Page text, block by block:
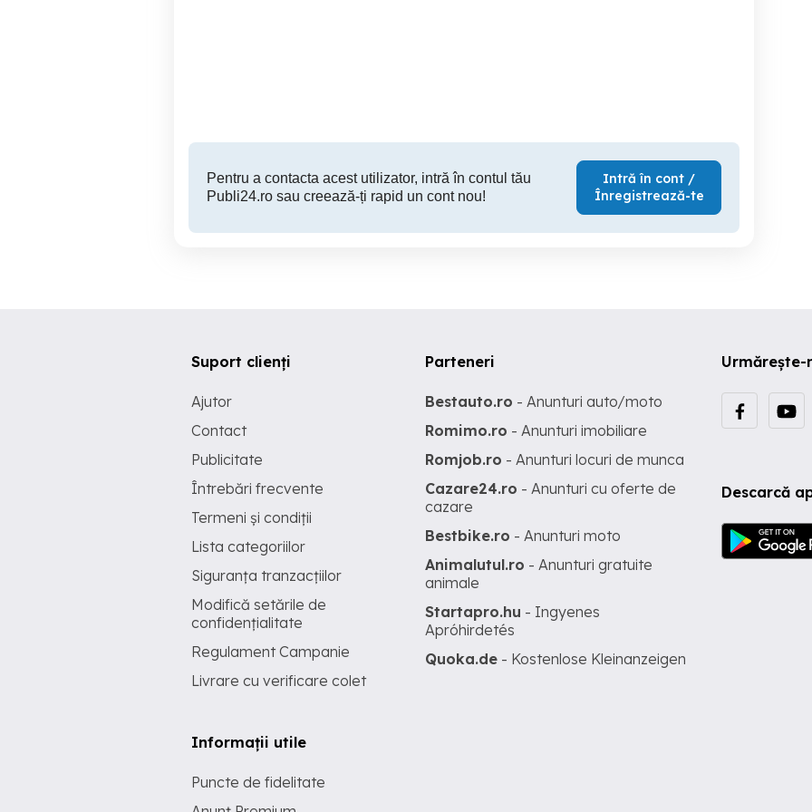
Pentru a contacta acest utilizator, intră în contul tău
Publi24.ro sau creează-ți rapid un cont nou!
Intră în cont /
Înregistrează-te
Urmărește-
Descarcă
Suport clienți
Ajutor
Contact
Publicitate
Întrebări frecvente
Termeni și condiții
Lista categoriilor
Siguranța tranzacțiilor
Modifică setările de
confidențialitate
Regulament Campanie
Livrare cu verificare colet
Informații utile
Puncte de fidelitate
Parteneri
Bestauto.ro - Anunturi auto/moto
Romimo.ro - Anunturi imobiliare
Romjob.ro - Anunturi locuri de munca
Cazare24.ro - Anunturi cu oferte de
cazare
Bestbike.ro - Anunturi moto
Animalutul.ro - Anunturi gratuite
animale
Startapro.hu - Ingyenes
Apróhirdetés
Quoka.de - Kostenlose Kleinanzeigen